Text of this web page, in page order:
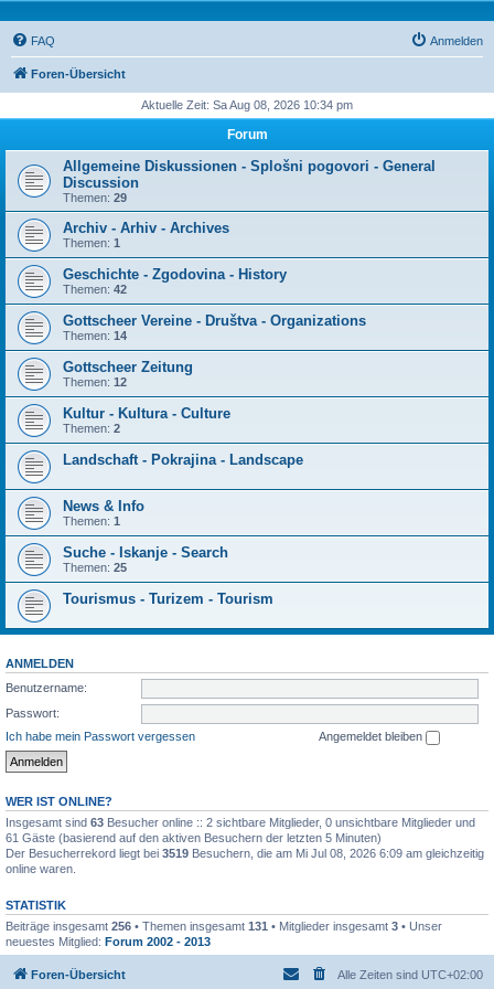
FAQ Anmelden
Foren-Übersicht
Aktuelle Zeit: Sa Aug 08, 2026 10:34 pm
Forum
Allgemeine Diskussionen - Splošni pogovori - General
Discussion
Themen: 29
Archiv - Arhiv - Archives
Themen: 1
Geschichte - Zgodovina - History
Themen: 42
Gottscheer Vereine - Društva - Organizations
Themen: 14
Gottscheer Zeitung
Themen: 12
Kultur - Kultura - Culture
Themen: 2
Landschaft - Pokrajina - Landscape
News & Info
Themen: 1
Suche - Iskanje - Search
Themen: 25
Tourismus - Turizem - Tourism
ANMELDEN
Benutzername:
Passwort:
Ich habe mein Passwort vergessen
Angemeldet bleiben
WER IST ONLINE?
Insgesamt sind 63 Besucher online :: 2 sichtbare Mitglieder, 0 unsichtbare Mitglieder und
61 Gäste (basierend auf den aktiven Besuchern der letzten 5 Minuten)
Der Besucherrekord liegt bei 3519 Besuchern, die am Mi Jul 08, 2026 6:09 am gleichzeitig
online waren.
STATISTIK
Beiträge insgesamt 256 • Themen insgesamt 131 • Mitglieder insgesamt 3 • Unser
neuestes Mitglied: Forum 2002 - 2013
Foren-Übersicht Alle Zeiten sind UTC+02:00